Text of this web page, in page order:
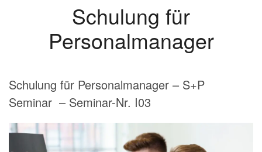
Schulung für
Personalmanager
Schulung für Personalmanager – S+P
Seminar – Seminar-Nr. I03